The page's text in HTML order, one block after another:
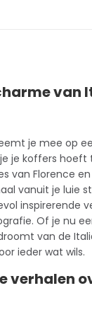
van
je mee op
je koffers hoeft
van Florence
vanuit je luie
inspirerende
Of je nu
van de
ieder wat wils.
verhalen